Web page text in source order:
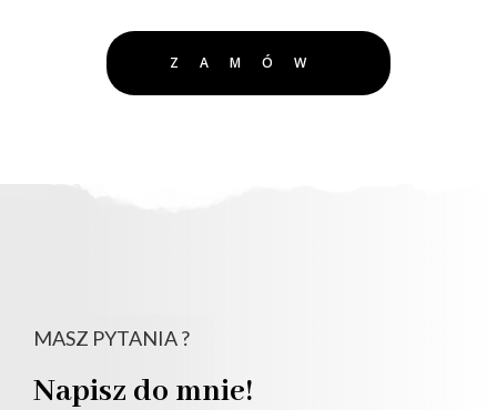
ZAMÓW
MASZ PYTANIA ?
Napisz do mnie!